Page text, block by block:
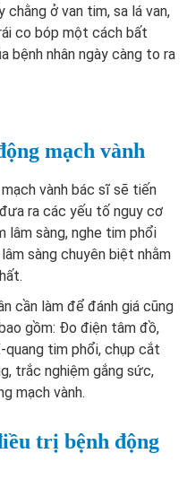
ở van tim, sa lá van,
co bóp một cách bất
bệnh nhân ngày càng to ra
mạch vành
vành bác sĩ sẽ tiến
ra các yếu tố nguy cơ
lâm sàng, nghe tim phổi
sàng chuyên biệt nhằm
cần làm để đánh giá cũng
gồm: Đo điện tâm đồ,
quang tim phổi, chụp cắt
trắc nghiệm gắng sức,
mạch vành.
trị bệnh động